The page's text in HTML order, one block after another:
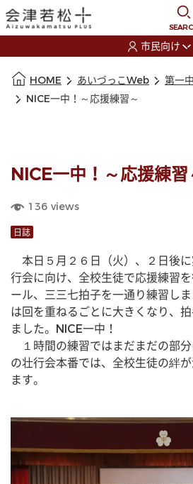
市民向け
HOME あいづっこWeb
第一
NICE一中！～応援練習～
NICE一中！～応援練習
136 views
日誌
本日５月２６日（火）、２日後
行会に向け、全校生徒で応援練習
ール、三三七拍子を一通り練習し
は回を重ねるごとに大きくなり、
ました。NICE一中！
１時間の練習ではまだまだの部
の壮行会本番では、全校生徒の絆
ます。